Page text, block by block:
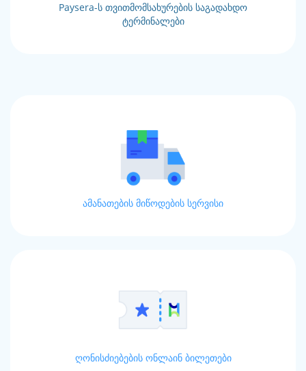
Paysera-ს თვითმომსახურების საგადახდო
ტერმინალები
ამანათების მიწოდების სერვისი
ღონისძიებების ონლაინ ბილეთები